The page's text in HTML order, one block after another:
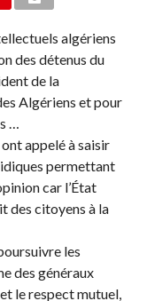
algériens
des détenus du
de la
Algériens et pour
…
appelé à saisir
permettant
car l’État
des citoyens à la
les
des généraux
le respect mutuel,